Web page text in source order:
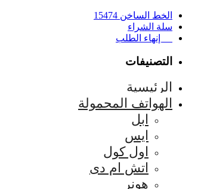
الخط الساخن 15474
سلة الشراء
إنهاء الطلب
التصنيفات
الرئيسية
الهواتف المحمولة
ابل
ايس
اول كول
اتش ام دى
هونر